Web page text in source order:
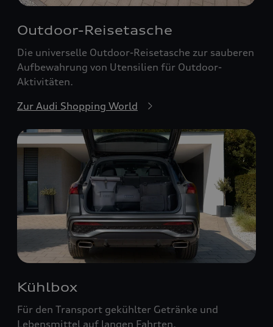
Outdoor-Reisetasche
Die universelle Outdoor-Reisetasche zur sauberen
Aufbewahrung von Utensilien für Outdoor-
Aktivitäten.
Zur Audi Shopping World
Kühlbox
Für den Transport gekühlter Getränke und
Lebensmittel auf langen Fahrten.